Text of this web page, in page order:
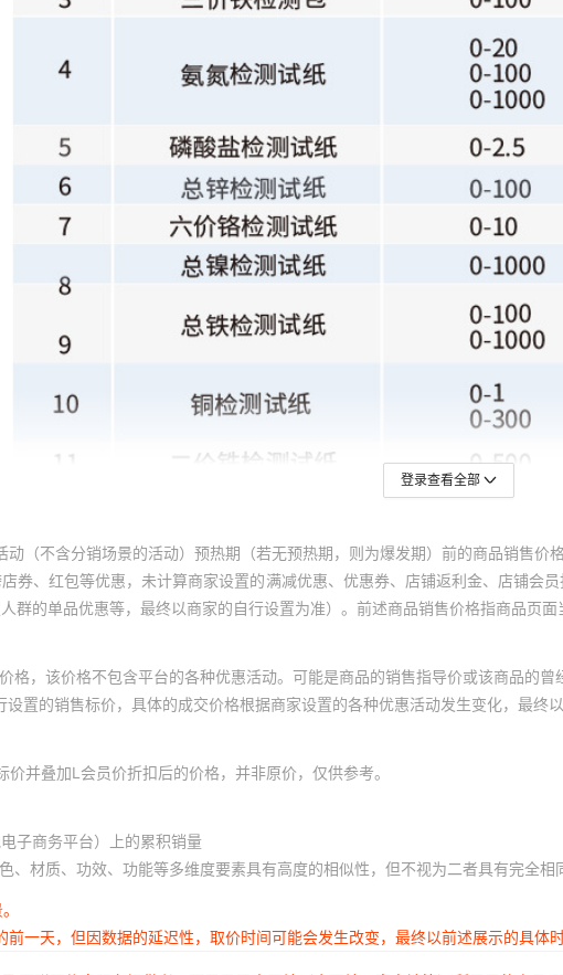
登录查看全部
动（不含分销场景的活动）预热期（若无预热期，则为爆发期）前的商品销售
券、红包等优惠，未计算商家设置的满减优惠、优惠券、店铺返利金、店铺
群的单品优惠等，最终以商家的自行设置为准）。前述商品销售价格指商品页
格，该价格不包含平台的各种优惠活动。可能是商品的销售指导价或该商品的曾
置的销售标价，具体的成交价格根据商家设置的各种优惠活动发生变化，最终以
并叠加L会员价折扣后的价格，并非原价，仅供参考。
子商务平台）上的累积销量
、材质、功效、功能等多维度要素具有高度的相似性，但不视为二者具有完全相
一天，但因数据的延迟性，取价时间可能会发生改变，最终以前述展示的具体